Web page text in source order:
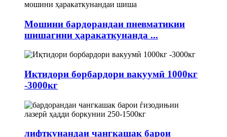
Мошини бардорандаи пневматикии
шишагини ҳаракаткунанда ...
Иқтидори борбардори вакуумӣ 1000кг
-3000кг
лифткунандаи чангкашак барои